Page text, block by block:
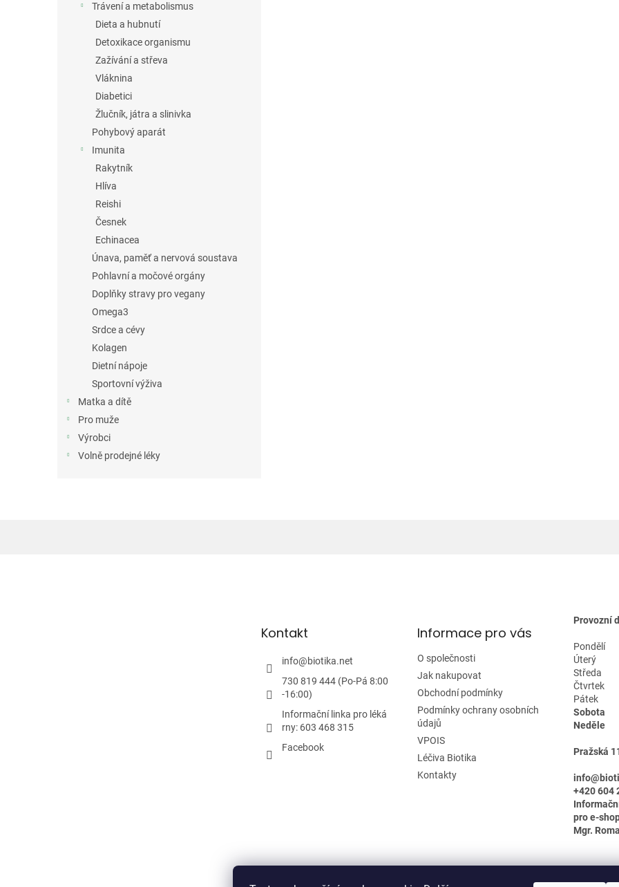
Trávení a metabolismus
Dieta a hubnutí
Detoxikace organismu
Zažívání a střeva
Vláknina
Diabetici
Žlučník, játra a slinivka
Pohybový aparát
Imunita
Rakytník
Hlíva
Reishi
Česnek
Echinacea
Únava, paměť a nervová soustava
Pohlavní a močové orgány
Doplňky stravy pro vegany
Omega3
Srdce a cévy
Kolagen
Dietní nápoje
Sportovní výživa
Matka a dítě
Pro muže
Výrobci
Volně prodejné léky
Kontakt
info@biotika.net
730 819 444 (Po-Pá 8:00
-16:00)
Informační linka pro léká
rny: 603 468 315
Facebook
Informace pro vás
O společnosti
Jak nakupovat
Obchodní podmínky
Podmínky ochrany osobních
údajů
VPOIS
Léčiva Biotika
Kontakty
Provozní
Pondělí
Úterý
Středa
Čtvrtek
Pátek
Sobota
Neděle
Pražská
+420 604
pro e-
Mgr.